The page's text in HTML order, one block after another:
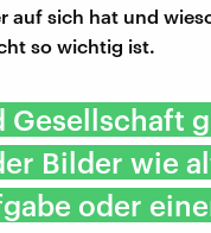
auf sich hat und
so wichtig ist.
Gesellschaft
Bilder wie
oder